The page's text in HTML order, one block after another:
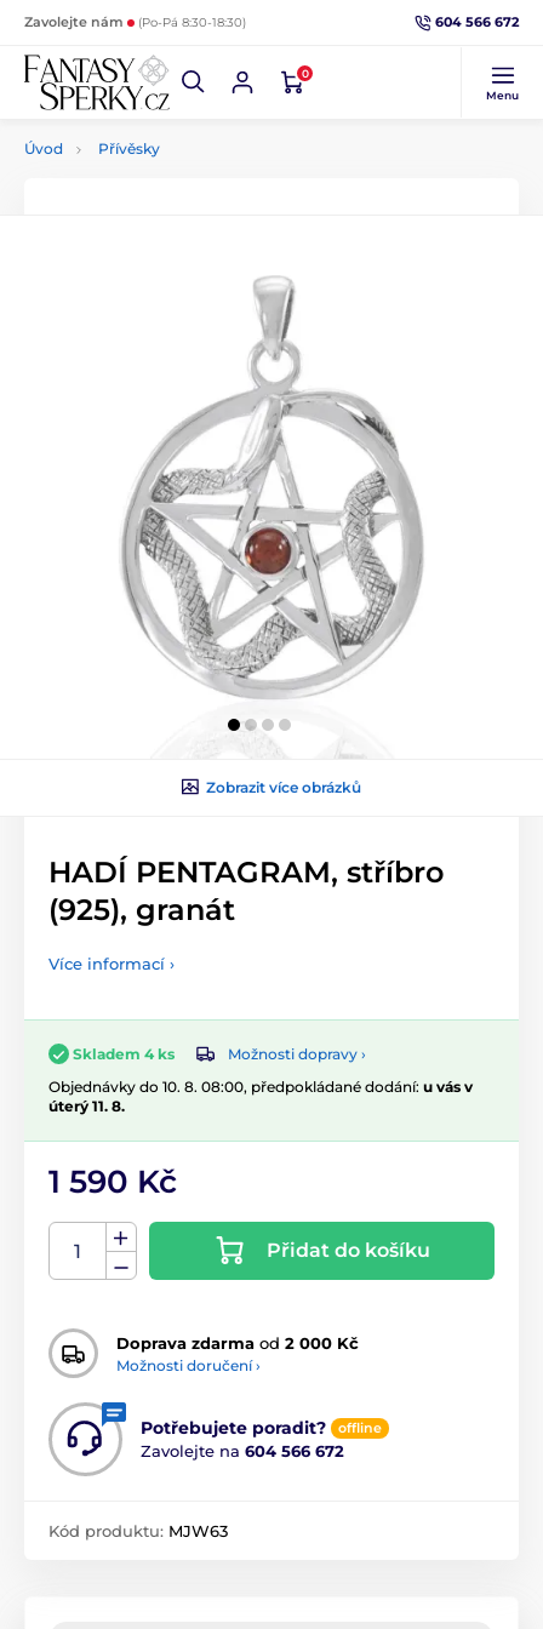
Zavolejte nám (Po-Pá 8:30-18:30) 604 566 672
0
Menu
Úvod Přívěsky
Zobrazit více obrázků
HADÍ PENTAGRAM, stříbro
(925), granát
Více informací ›
Skladem 4 ks
Možnosti dopravy ›
Objednávky do 10. 8. 08:00, předpokládané dodání: u vás v
úterý 11. 8.
1 590 Kč
Přidat do košíku
Doprava zdarma od 2 000 Kč
Možnosti doručení ›
Potřebujete poradit? offline
Zavolejte na 604 566 672
Kód produktu: MJW63